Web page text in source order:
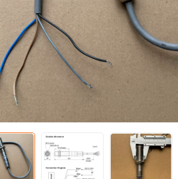
Khoản
Bề rộng
cách từ
vật thể
Bảo hành:
Kích thước